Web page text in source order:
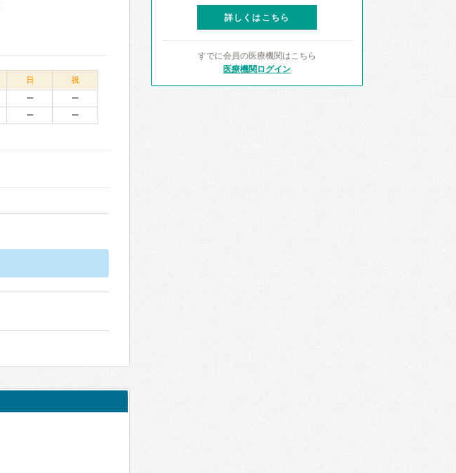
日 祝
ー
ー
ー ー
詳しくはこちら
すでに会員の医療機関はこちら
医療機関ログイン